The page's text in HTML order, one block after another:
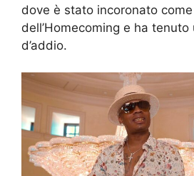
dove è stato incoronato come
dell’Homecoming e ha
d’addio.